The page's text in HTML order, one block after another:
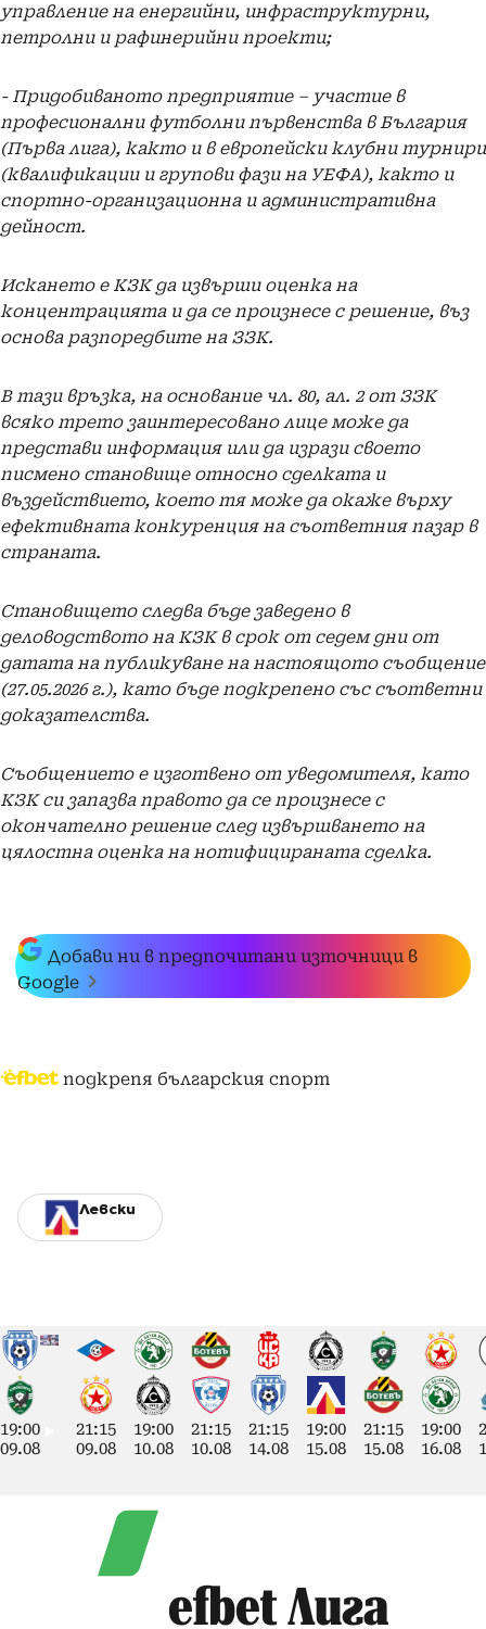
управление на енергийни, инфраструктурни,
петролни и рафинерийни проекти;
- Придобиваното предприятие – участие в
професионални футболни първенства в България
(Първа лига), както и в европейски клубни турнири
(квалификации и групови фази на УЕФА), както и
спортно-организационна и административна
дейност.
Искането е КЗК да извърши оценка на
концентрацията и да се произнесе с решение, въз
основа разпоредбите на ЗЗК.
В тази връзка, на основание чл. 80, ал. 2 от ЗЗК
всяко трето заинтересовано лице може да
представи информация или да изрази своето
писмено становище относно сделката и
въздействието, което тя може да окаже върху
ефективната конкуренция на съответния пазар в
страната.
Становището следва бъде заведено в
деловодството на КЗК в срок от седем дни от
датата на публикуване на настоящото съобщение
(27.05.2026 г.), като бъде подкрепено със съответни
доказателства.
Съобщението е изготвено от уведомителя, като
КЗК си запазва правото да се произнесе с
окончателно решение след извършването на
цялостна оценка на нотифицираната сделка.
Добави ни в предпочитани източници в
Google
подкрепя българския спорт
Левски
19:00
09.08
21:15
09.08
19:00
10.08
21:15
10.08
21:15
14.08
19:00
15.08
21:15
15.08
19:00
16.08
efbet Лига